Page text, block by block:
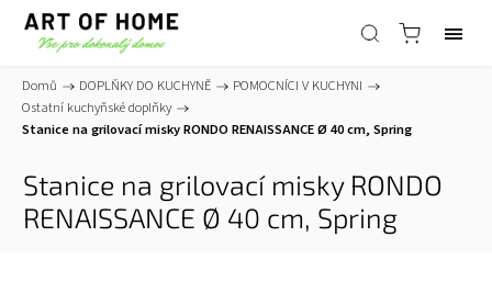
Domů / DOPLŇKY DO KUCHYNĚ / POMOCNÍCI V KUCHYNI /
Ostatní kuchyňské doplňky /
Stanice na grilovací misky RONDO RENAISSANCE Ø 40 cm, Spring
Stanice na grilovací misky RONDO
RENAISSANCE Ø 40 cm, Spring